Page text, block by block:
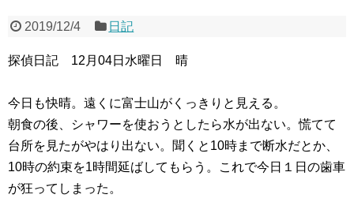
2019/12/4 日記
探偵日記 12月04日水曜日 晴
今日も快晴。遠くに富士山がくっきりと見える。
朝食の後、シャワーを使おうとしたら水が出ない。慌てて
台所を見たがやはり出ない。聞くと10時まで断水だとか、
10時の約束を1時間延ばしてもらう。これで今日１日の歯車
が狂ってしまった。